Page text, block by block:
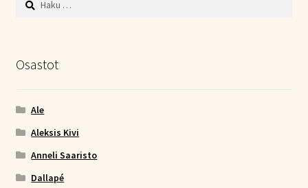
Osastot
Ale
Aleksis Kivi
Anneli Saaristo
Dallapé